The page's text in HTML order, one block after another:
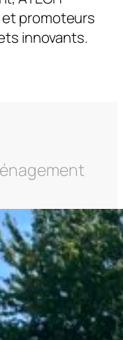
promoteurs
innovants.